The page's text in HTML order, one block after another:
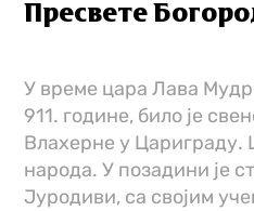
Пресвете
У време цара Лава
911. године, било је
Влахерне у Цариграду.
народа. У позадини је
Јуродиви, са својим